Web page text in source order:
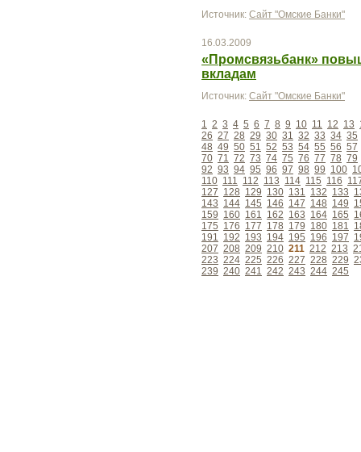
Источник: Сайт "Омские Банки"
16.03.2009
«Промсвязьбанк»
вкладам
Источник: Сайт "Омские Банки"
1 2 3 4 5 6 7 8 9 10 11 12 13
26 27 28 29 30 31 32 33 34 35
48 49 50 51 52 53 54 55 56 57
70 71 72 73 74 75 76 77 78 79
92 93 94 95 96 97 98 99 100
110 111 112 113 114 115 116
127 128 129 130 131 132 133
143 144 145 146 147 148 149
159 160 161 162 163 164 165
175 176 177 178 179 180 181
191 192 193 194 195 196 197
207 208 209 210 211 212 213
223 224 225 226 227 228 229
239 240 241 242 243 244 245